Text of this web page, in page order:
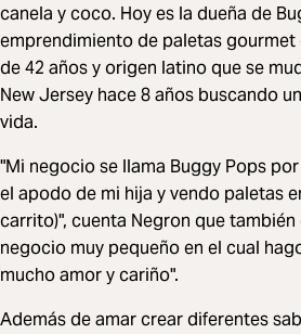
canela y coco. Hoy es la dueña de
emprendimiento de paletas
de 42 años y origen latino que se
New Jersey hace 8 años buscando
vida.
"Mi negocio se llama Buggy Pops
el apodo de mi hija y vendo paletas
carrito)", cuenta Negron que también
negocio muy pequeño en el cual
mucho amor y cariño".
Además de amar crear diferentes